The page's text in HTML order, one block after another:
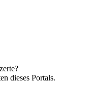
dieses Portals.